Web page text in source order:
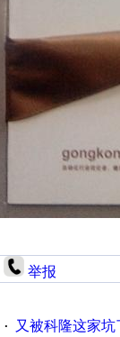
举报
· 又被科隆这家坑